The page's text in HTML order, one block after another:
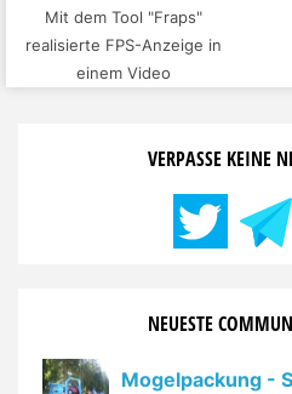
Mit dem Tool "Fraps"
realisierte FPS-Anzeige in
einem Video
sieht
…
VERPASSE KEINE
NEUESTE